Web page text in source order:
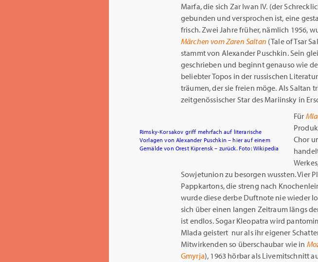
Marfa, die sich Zar Iwan IV. (der
gebunden und versprochen ist, eine
frisch. Zwei Jahre früher, nämlich 1956,
Märchen vom Zaren Saltan (Tale of Tsar
stammt von Alexander Puschkin. Sein
geschrieben und beginnt genauso wie
beliebter Topos in der russischen
träumen, der sie freien möge. Als Saltan
zeitgenössischer Star des Mariinsky in
Rimsky-Korsakov griff mehrfach auf literarische
Vorlagen von Alexander Puschkin – hier auf einem
Gemälde von Orest Kiprensk – zurück. Foto: Wikipedia
Für
Chor
Sowjetunion zu besorgen wussten. Vier
Pappkartons, die streng nach
wurde diese derbe Duftnote nie wieder
sich über einen langen Zeitraum längs
ist endlos. Sogar Kleopatra wird
Mlada geistert nur als ihr eigener
Mitwirkenden so überschaubar wie in
Gmyrja), 1963 hörbar als Livemitschnitt